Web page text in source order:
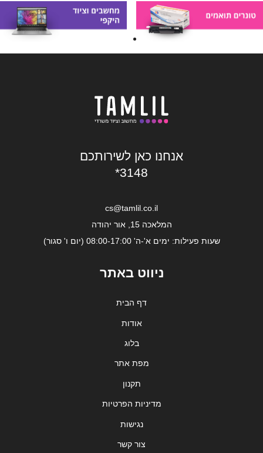
אנחנו כאן לשירותכם
*3148
cs@tamlil.co.il
המלאכה 15, אור יהודה
שעות פעילות: ימים א'-ה' 08:00-17:00 (יום ו' סגור)
ניווט באתר
דף הבית
אודות
בלוג
מפת אתר
תקנון
מדיניות הפרטיות
נגישות
צור קשר